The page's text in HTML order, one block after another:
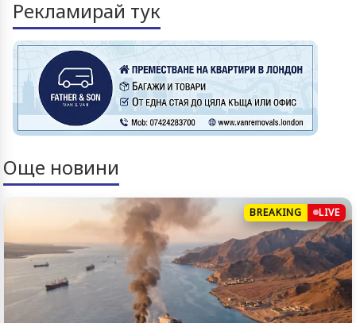
Рекламирай тук
Още новини
BREAKING LIVE